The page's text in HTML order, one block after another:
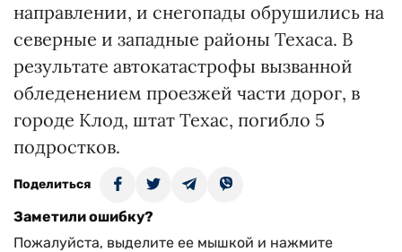
направлении, и снегопады обрушились на
северные и западные районы Техаса. В
результате автокатастрофы вызванной
обледенением проезжей части дорог, в
городе Клод, штат Техас, погибло 5
подростков.
Поделиться
Заметили ошибку?
Пожалуйста, выделите ее мышкой и нажмите